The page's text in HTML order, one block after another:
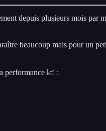
depuis plusieurs mois par
beaucoup mais pour un
performance 📈 :